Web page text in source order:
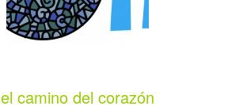
el camino del corazón